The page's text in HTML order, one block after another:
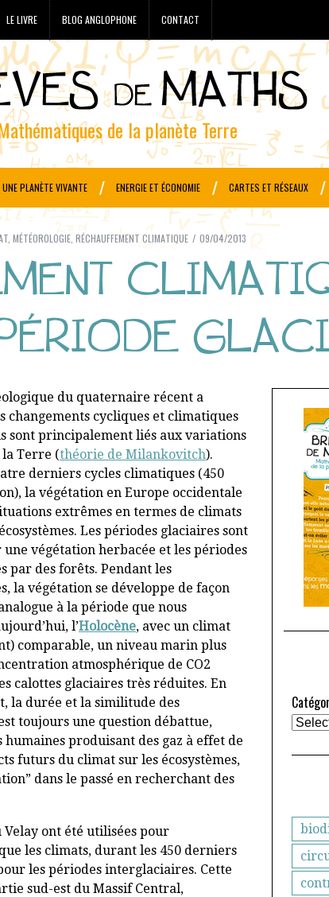
LE LIVRE BLOG ANGLOPHONE CONTACT
de la planète Terre
UNE PLANÈTE VIVANTE ENERGIE ET ÉCONOMIE CARTES ET RÉSEAUX
, MÉTÉOROLOGIE, RÉCHAUFFEMENT CLIMATIQUE 09/04/2013
du quaternaire récent a
changements cycliques et climatiques
sont principalement liés aux variations
la Terre (théorie de Milankovitch).
derniers cycles climatiques (450
la végétation en Europe occidentale
extrêmes en termes de climats
Les périodes glaciaires sont
une végétation herbacée et les périodes
par des forêts. Pendant les
la végétation se développe de façon
à la période que nous
l’Holocène, avec un climat
comparable, un niveau marin plus
atmosphérique de CO2
calottes glaciaires très réduites. En
la durée et la similitude des
toujours une question débattue,
produisant des gaz à effet de
futurs du climat sur les écosystèmes,
dans le passé en recherchant des
Velay ont été utilisées pour
les climats, durant les 450 derniers
les périodes interglaciaires. Cette
sud-est du Massif Central,